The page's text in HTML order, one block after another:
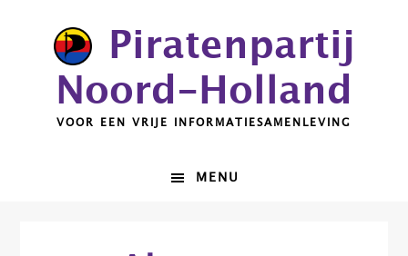
hoofdnavigatie
Piratenpartij
Noord-Holland
VOOR EEN VRIJE INFORMATIESAMENLEVING
MENU